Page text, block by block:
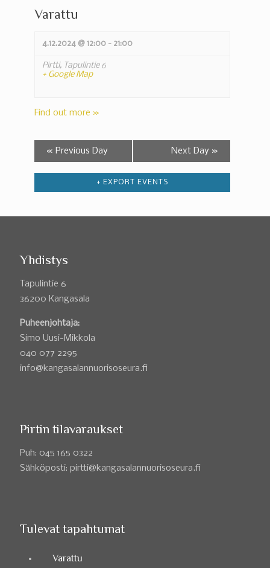
Varattu
4.12.2024 @ 12:00- 21:00
Pirtti, Tapulintie 6
+ Google Map
Find out more »
« Previous Day Next Day »
+ EXPORT EVENTS
Yhdistys
Tapulintie 6
36200 Kangasala
Puheenjohtaja:
Simo Uusi-Mikkola
040 077 2295
info@kangasalannuorisoseura.fi
Pirtin tilavaraukset
Puh: 045 165 0322
Sähköposti: pirtti@kangasalannuorisoseura.fi
Tulevat tapahtumat
Varattu